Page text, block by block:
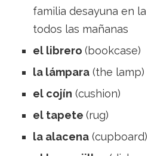
familia desayuna en
todos las mañanas
el librero (bookcase)
la lámpara (the lamp)
el cojín (cushion)
el tapete (rug)
la alacena (cupboard)